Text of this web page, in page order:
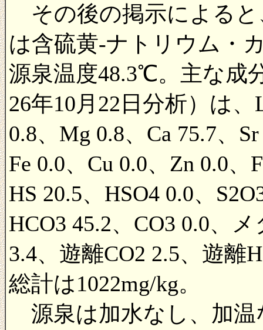
その後の掲示によると
は含硫黄-ナトリウム・
源泉温度48.3℃。主な成
26年10月22日分析）は
0.8、Mg 0.8、Ca 75.7、
Fe 0.0、Cu 0.0、Zn 0.0
HS 20.5、HSO4 0.0、
HCO3 45.2、CO3 0.0、
3.4、遊離CO2 2.5、遊離
総計は1022mg/kg。
源泉は加水なし、加温